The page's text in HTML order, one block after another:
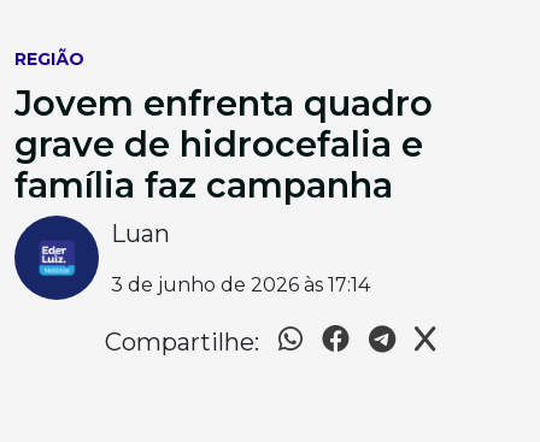
REGIÃO
Jovem enfrenta quadro
grave de hidrocefalia e
família faz campanha
Luan
3 de junho de 2026 às 17:14
Compartilhe: